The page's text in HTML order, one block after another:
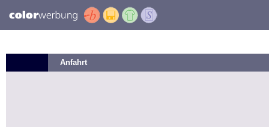
Anfahrt